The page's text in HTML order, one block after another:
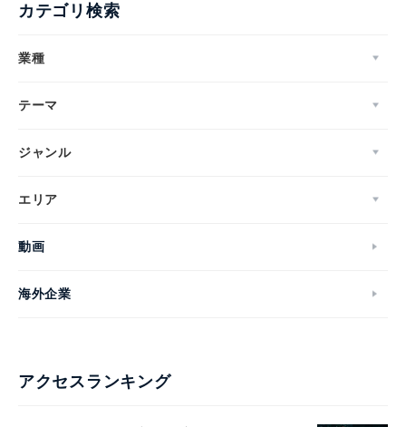
カテゴリ検索
業種
テーマ
ジャンル
エリア
動画
海外企業
アクセスランキング